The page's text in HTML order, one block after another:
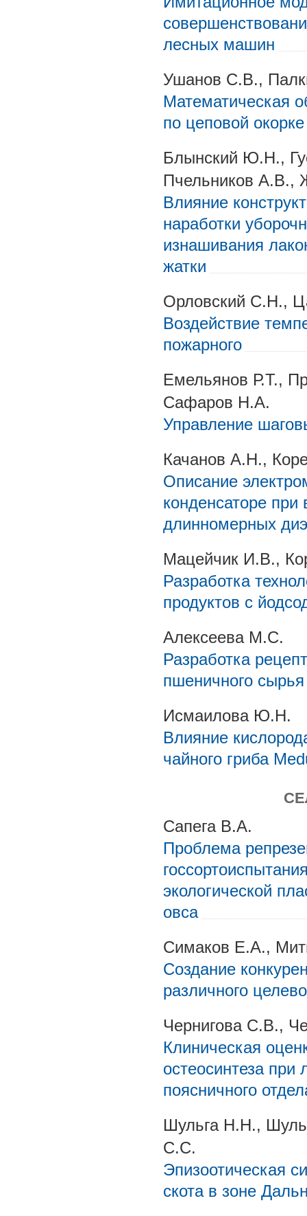
лесных машин
Ушанов С.В.,
Математическая
по цеповой
Блынский Ю.Н.,
Пчельников А.В.,
Влияние
наработки
изнашивания
жатки
Орловский С.Н.,
Воздействие
пожарного
Емельянов Р.Т.,
Сафаров Н.А.
Управление
Качанов А.Н.,
Описание
конденсаторе при
длинномерных
Мацейчик И.В.,
Разработка
продуктов с
Алексеева М.С.
Разработка
пшеничного сырья
Исмаилова Ю.Н.
Влияние
чайного гриба
Сапега В.А.
Проблема
экологической
овса
Симаков Е.А.,
Создание
различного
Чернигова С.В.,
Клиническая
остеосинтеза
поясничного
Шульга Н.Н.,
С.С.
Эпизоотическая
скота в зоне